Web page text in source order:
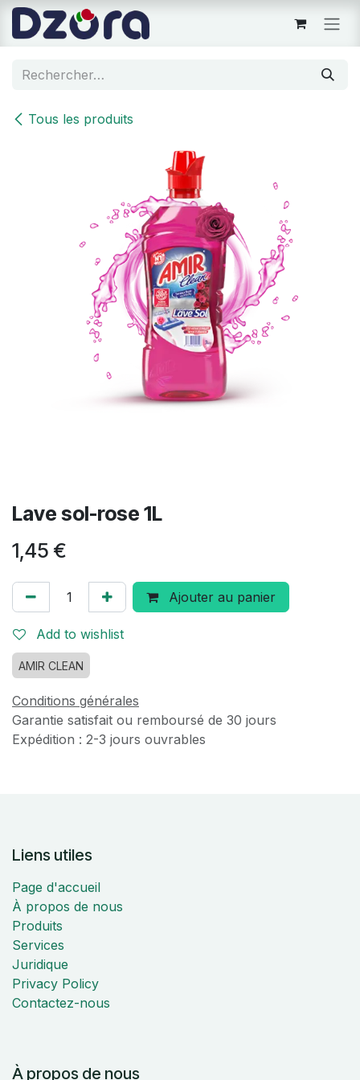
Se rendre au contenu
Tous les produits
Lave sol-rose 1L
1,45 €
Ajouter au panier
Add to wishlist
AMIR CLEAN
Conditions générales
Garantie satisfait ou remboursé de 30 jours
Expédition : 2-3 jours ouvrables
Liens utiles
Page d'accueil
À propos de nous
Produits
Services
Juridique
Privacy Policy
Contactez-nous
À propos de nous